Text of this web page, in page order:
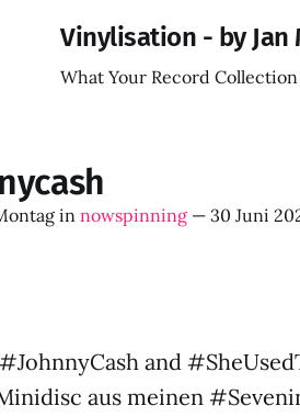
Vinylisation - by Jan
What Your Record Collection
in nowspinning — 30 Juni
and
aus meinen